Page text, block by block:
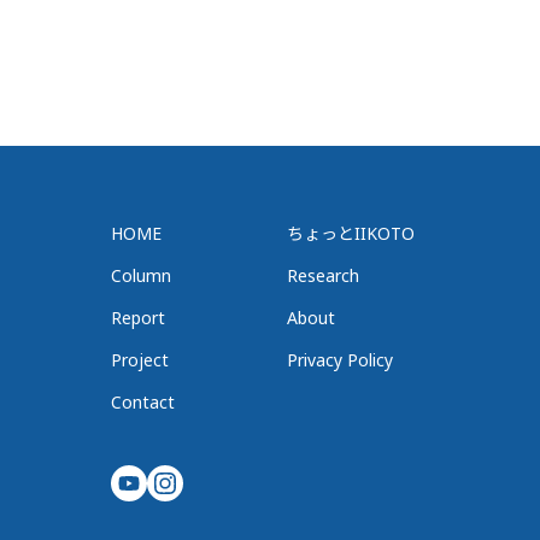
HOME
ちょっとIIKOTO
Column
Research
Report
About
Project
Privacy Policy
Contact